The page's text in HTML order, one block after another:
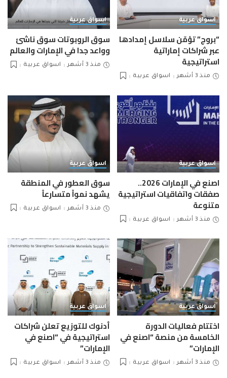
اسواق عربية
“بروج” تؤمّن سلاسل إمدادها
عبر شراكات إماراتية
استراتيجية
منذ 3 أشهر اسواق عربية
اسواق عربية
سوق الروبوتات سوق ناشئ
وواعد جدا في الإمارات والعالم
منذ 3 أشهر اسواق عربية
اسواق عربية
اصنع في الإمارات 2026..
صفقات واتفاقيات استراتيجية
متنوعة
منذ 3 أشهر اسواق عربية
اسواق عربية
سوق العطور في المنطقة
يشهد نمواً متسارعاً
منذ 3 أشهر اسواق عربية
اسواق عربية
اختتام فعاليات الدورة
الخامسة من منصة “اصنع في
الإمارات”
منذ 3 أشهر اسواق عربية
اسواق عربية
أدنوك للتوزيع تعلن شراكات
استراتيجية في “اصنع في
الإمارات”
منذ 3 أشهر اسواق عربية